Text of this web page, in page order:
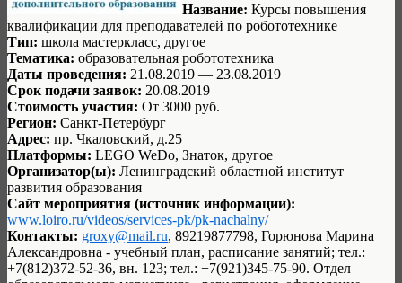
Название: Курсы повышения
квалификации для преподавателей по робототехнике
Тип: школа мастеркласс, другое
Тематика: образовательная робототехника
Даты проведения: 21.08.2019 — 23.08.2019
Срок подачи заявок: 20.08.2019
Стоимость участия: От 3000 руб.
Регион: Санкт-Петербург
Адрес: пр. Чкаловский, д.25
Платформы: LEGO WeDo, Знаток, другое
Организатор(ы): Ленинградский областной институт
развития образования
Сайт мероприятия (источник информации):
www.loiro.ru/videos/services-pk/pk-nachalny/
Контакты: groxy@mail.ru, 89219877798, Горюнова Марина
Александровна - учебный план, расписание занятий; тел.:
+7(812)372-52-36, вн. 123; тел.: +7(921)345-75-90. Отдел